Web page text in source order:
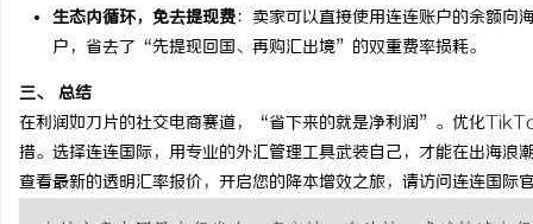
生态内循环，免去提现费：卖家可以直接使用连连账户的余额向
户，省去了“先提现回国、再购汇出境”的双重费率损耗。
三、 总结
在利润如刀片的社交电商赛道，“省下来的就是净利润”。优化
措。选择连连国际，用专业的外汇管理工具武装自己，才能在出海浪
查看最新的透明汇率报价，开启您的降本增效之旅，请访问连连国际
贝净 AC 国际医疗实验
全解析